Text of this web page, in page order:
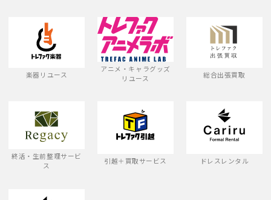
楽器リユース
アニメ・キャラグッズ
リユース
総合出張買取
終活・生前整理サービ
ス
引越＋買取サービス ドレスレンタル